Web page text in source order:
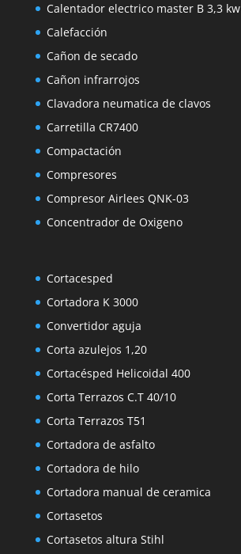
Calentador electrico master B 3,3 kw
Calefacción
Cañon de secado
Cañon infrarrojos
Clavadora neumatica de clavos
Carretilla CR7400
Compactación
Compresores
Compresor Airlees QNK-03
Concentrador de Oxigeno
Cortacesped
Cortadora K 3000
Convertidor aguja
Corta azulejos 1,20
Cortacésped Helicoidal 400
Corta Terrazos C.T 40/10
Corta Terrazos T51
Cortadora de asfalto
Cortadora de hilo
Cortadora manual de ceramica
Cortasetos
Cortasetos altura Stihl